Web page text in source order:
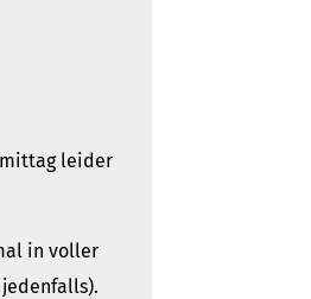
leider
in voller
jedenfalls).